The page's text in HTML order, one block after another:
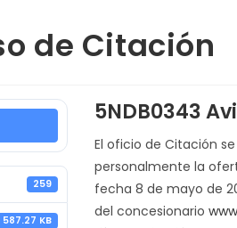
de Citación
259
587.27 KB
5NDB0343
El oficio de Citación
personalmente la
fecha 8 de mayo de
del concesionario